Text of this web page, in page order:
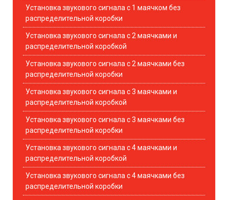
Установка звукового сигнала с 1 маячком без
распределительной коробки
Установка звукового сигнала с 2 маячками и
распределительной коробкой
Установка звукового сигнала с 2 маячками без
распределительной коробки
Установка звукового сигнала с 3 маячками и
распределительной коробкой
Установка звукового сигнала с 3 маячками без
распределительной коробки
Установка звукового сигнала с 4 маячками и
распределительной коробкой
Установка звукового сигнала с 4 маячками без
распределительной коробки